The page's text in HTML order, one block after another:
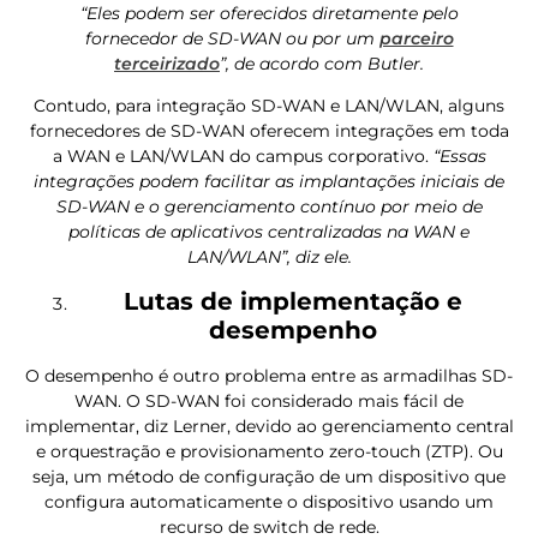
“Eles podem ser oferecidos diretamente pelo
fornecedor de SD-WAN ou por um parceiro
terceirizado”, de acordo com Butler.
Contudo, para integração SD-WAN e LAN/WLAN, alguns
fornecedores de SD-WAN oferecem integrações em toda
a WAN e LAN/WLAN do campus corporativo. “Essas
integrações podem facilitar as implantações iniciais de
SD-WAN e o gerenciamento contínuo por meio de
políticas de aplicativos centralizadas na WAN e
LAN/WLAN”, diz ele.
Lutas de implementação e
desempenho
O desempenho é outro problema entre as armadilhas SD-
WAN. O SD-WAN foi considerado mais fácil de
implementar, diz Lerner, devido ao gerenciamento central
e orquestração e provisionamento zero-touch (ZTP). Ou
seja, um método de configuração de um dispositivo que
configura automaticamente o dispositivo usando um
recurso de switch de rede.